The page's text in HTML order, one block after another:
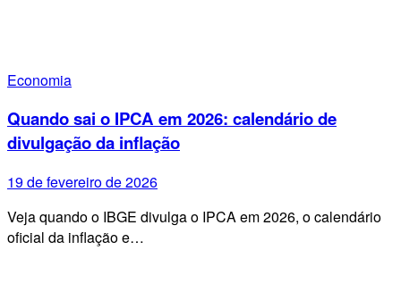
Economia
Quando sai o IPCA em 2026: calendário de
divulgação da inflação
19 de fevereiro de 2026
Veja quando o IBGE divulga o IPCA em 2026, o calendário
oficial da inflação e…